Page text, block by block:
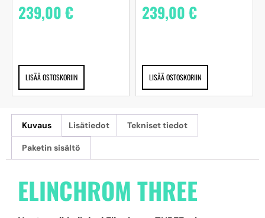
239,00€
LISÄÄ OSTOSKORIIN
239,00€
LISÄÄ OSTOSKORIIN
Kuvaus Lisätiedot Tekniset tiedot
Paketin sisältö
ELINCHROM THREE